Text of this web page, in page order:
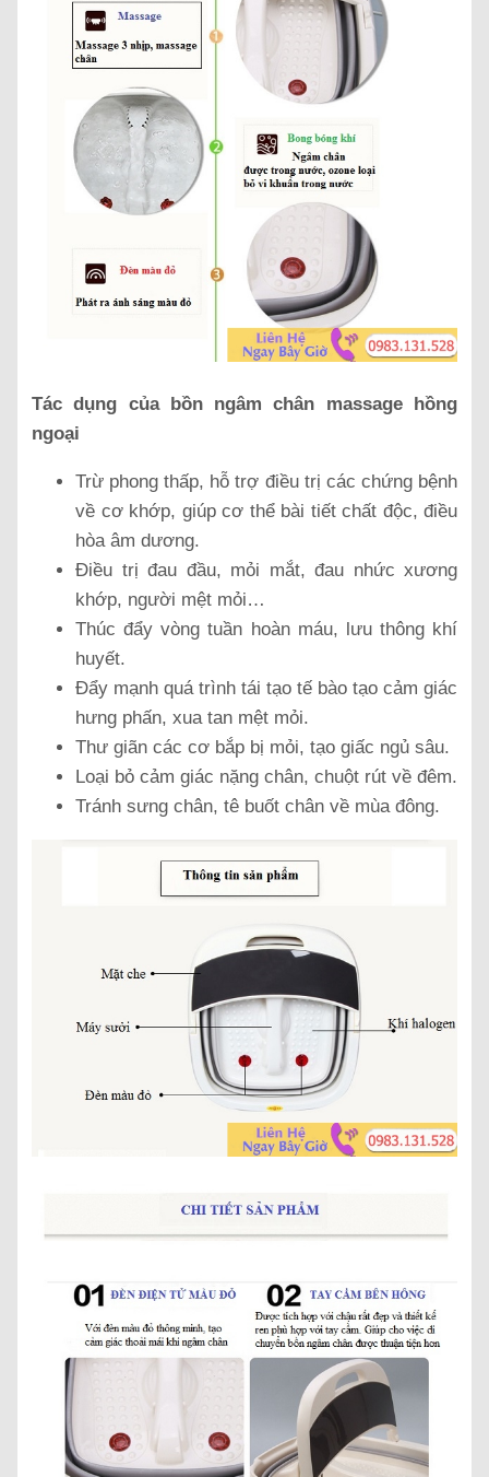
Tác dụng của bồn ngâm chân massage hồng
ngoại
Trừ phong thấp, hỗ trợ điều trị các chứng bệnh
về cơ khớp, giúp cơ thể bài tiết chất độc, điều
hòa âm dương.
Điều trị đau đầu, mỏi mắt, đau nhức xương
khớp, người mệt mỏi…
Thúc đẩy vòng tuần hoàn máu, lưu thông khí
huyết.
Đẩy mạnh quá trình tái tạo tế bào tạo cảm giác
hưng phấn, xua tan mệt mỏi.
Thư giãn các cơ bắp bị mỏi, tạo giấc ngủ sâu.
Loại bỏ cảm giác nặng chân, chuột rút về đêm.
Tránh sưng chân, tê buốt chân về mùa đông.